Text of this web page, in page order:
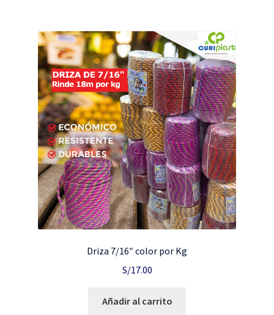
Driza 7/16″ color por Kg
S/17.00
Añadir al carrito